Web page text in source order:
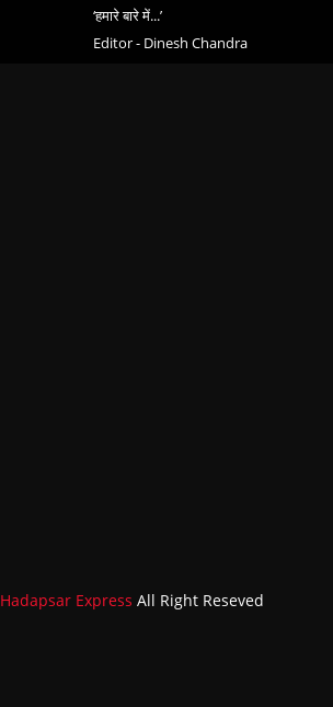
‘हमारे बारे में...’
Editor - Dinesh Chandra
Hadapsar Express All Right Reseved